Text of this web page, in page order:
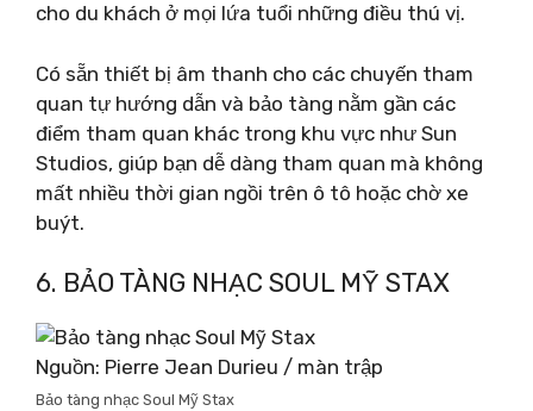
cho du khách ở mọi lứa tuổi những điều thú vị.
Có sẵn thiết bị âm thanh cho các chuyến tham
quan tự hướng dẫn và bảo tàng nằm gần các
điểm tham quan khác trong khu vực như Sun
Studios, giúp bạn dễ dàng tham quan mà không
mất nhiều thời gian ngồi trên ô tô hoặc chờ xe
buýt.
6. BẢO TÀNG NHẠC SOUL MỸ STAX
Nguồn: Pierre Jean Durieu / màn trập
Bảo tàng nhạc Soul Mỹ Stax